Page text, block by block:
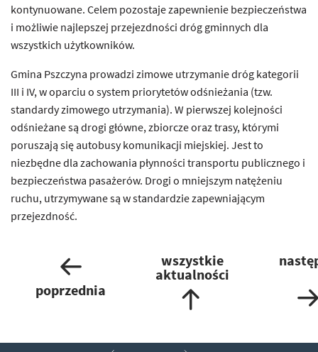
kontynuowane. Celem pozostaje zapewnienie bezpieczeństwa
i możliwie najlepszej przejezdności dróg gminnych dla
wszystkich użytkowników.
Gmina Pszczyna prowadzi zimowe utrzymanie dróg kategorii
III i IV, w oparciu o system priorytetów odśnieżania (tzw.
standardy zimowego utrzymania). W pierwszej kolejności
odśnieżane są drogi główne, zbiorcze oraz trasy, którymi
poruszają się autobusy komunikacji miejskiej. Jest to
niezbędne dla zachowania płynności transportu publicznego i
bezpieczeństwa pasażerów. Drogi o mniejszym natężeniu
ruchu, utrzymywane są w standardzie zapewniającym
przejezdność.
poprzednia
wszystkie
aktualności